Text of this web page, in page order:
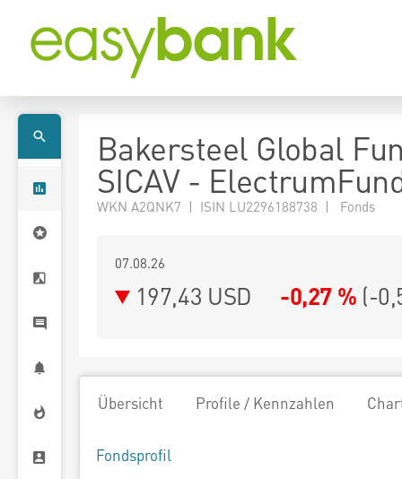
Bakersteel Global
SICAV -
WKN A2QNK7 | ISIN LU2296188738 | Fonds
07.08.26
197,43 USD -0,27 % (-
Übersicht Profile / Kennzahlen
Fondsprofil